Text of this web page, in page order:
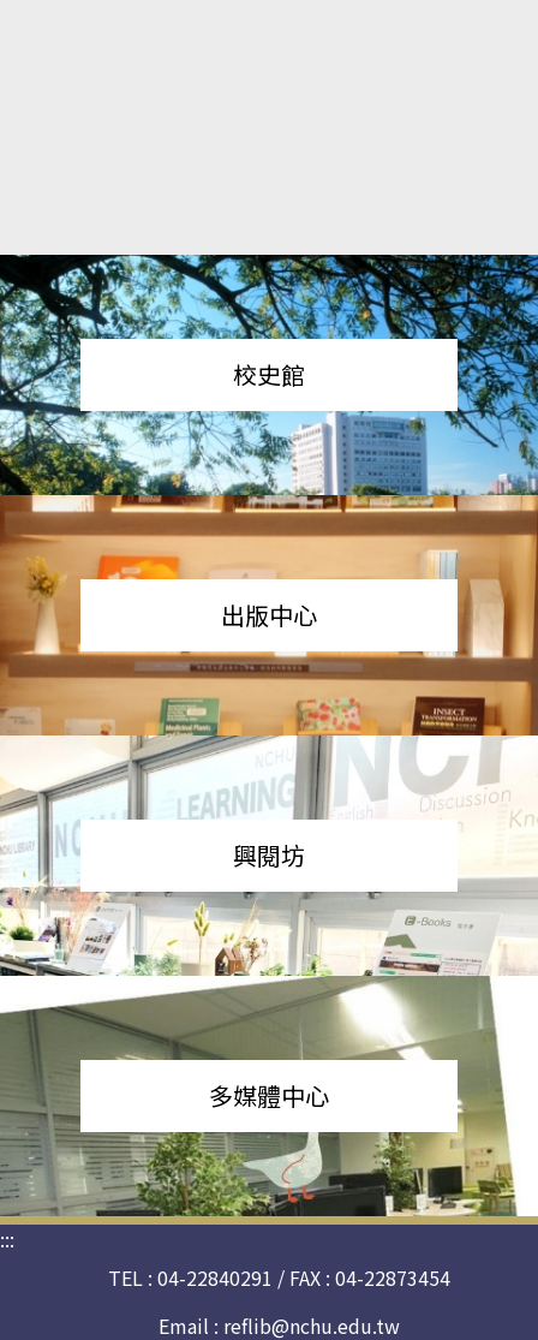
校史館
出版中心
興閱坊
多媒體中心
:::
TEL : 04-22840291 / FAX : 04-22873454
Email : reflib@nchu.edu.tw